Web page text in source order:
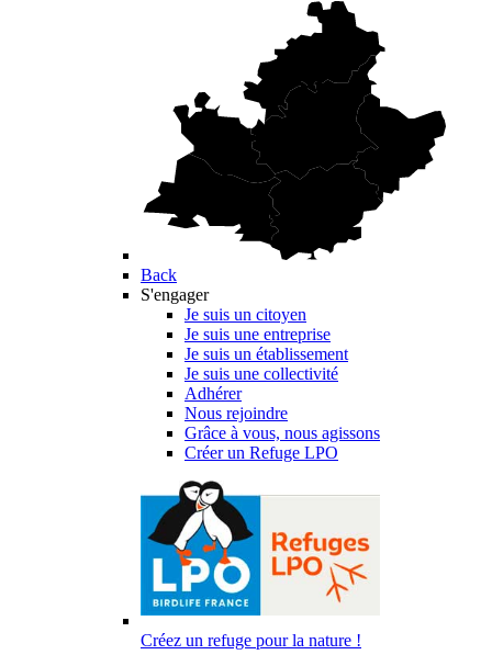
Back
S'engager
Je suis un citoyen
Je suis une entreprise
Je suis un établissement
Je suis une collectivité
Adhérer
Nous rejoindre
Grâce à vous, nous agissons
Créer un Refuge LPO
Créez un refuge pour la nature !